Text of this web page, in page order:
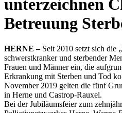
unterzeichnen
Betreuung
HERNE –Seit 2010 setzt sich die
schwerstkranker und sterbender
Frauen und Männer ein, die
Erkrankung mit Sterben und Tod
November 2019 gelten die fünf
in Herne und Castrop-Rauxel.
Bei der Jubiläumsfeier zum